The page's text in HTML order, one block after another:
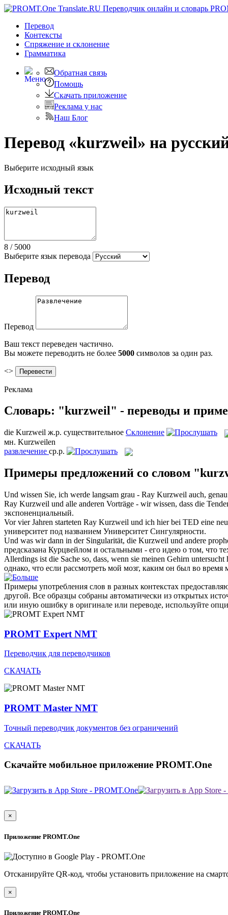
Перевод
Контексты
Спряжение и склонение
Грамматика
Обратная связь
Помощь
Скачать приложение
Реклама у нас
Наш Блог
Перевод «kurzweil» на
Выберите исходный язык
Исходный текст
8 / 5000
Выберите язык перевода
Перевод
Перевод
Ваш текст переведен частично.
Вы можете переводить не более 5000 символов за один раз.
<>
Реклама
Словарь: "kurzweil" - переводы и
die Kurzweil ж.р. существительное Склонение
мн. Kurzweilen
развлечение ср.р.
Примеры предложений со словом
Und wissen Sie, ich werde langsam grau - Ray Kurzweil auch,
Ray Kurzweil und alle anderen Vorträge - wir wissen, dass die
экспоненциальный.
Vor vier Jahren starteten Ray Kurzweil und ich hier bei TED eine
университет под названием Университет Сингулярности.
Und was wir dann in der Singularität, die Kurzweil und andere
предсказана Курцвейлом и остальными - его идею о том, что
Allerdings ist die Sache so, dass, wenn sie meinen Gehirn
однако, что если рассмотреть мой мозг, каким он был во время
Примеры употребления слов в разных контекстах
другой. Все образцы собраны автоматически из открытых
или иную ошибку в оригинале или переводе, используйте
PROMT Expert NMT
Переводчик для переводчиков
СКАЧАТЬ
PROMT Master NMT
Точный переводчик документов без ограничений
СКАЧАТЬ
Скачайте мобильное приложение PROMT.One
×
Приложение PROMT.One
Отсканируйте QR-код, чтобы установить приложение на
×
Приложение PROMT.One